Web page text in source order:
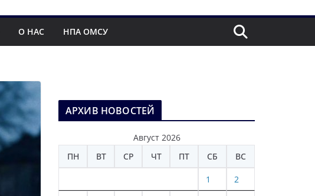
О НАС НПА ОМСУ
АРХИВ НОВОСТЕЙ
Август 2026
ПН
ВТ СР ЧТ ПТ СБ ВС
1 2